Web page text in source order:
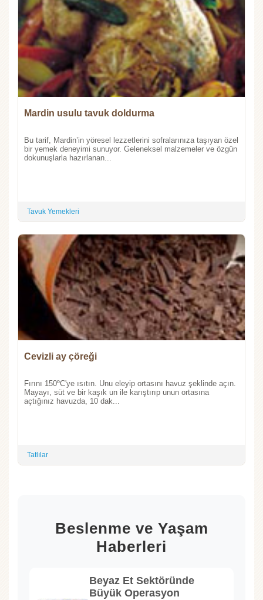
Mardin usulu tavuk doldurma
Bu tarif, Mardin’in yöresel lezzetlerini sofralarınıza taşıyan özel
bir yemek deneyimi sunuyor. Geleneksel malzemeler ve özgün
dokunuşlarla hazırlanan...
Tavuk Yemekleri
Cevizli ay çöreği
Fırını 150ºC'ye ısıtın. Unu eleyip ortasını havuz şeklinde açın.
Mayayı, süt ve bir kaşık un ile karıştırıp unun ortasına
açtığınız havuzda, 10 dak...
Tatlılar
Beslenme ve Yaşam
Haberleri
Beyaz Et Sektöründe
Büyük Operasyon